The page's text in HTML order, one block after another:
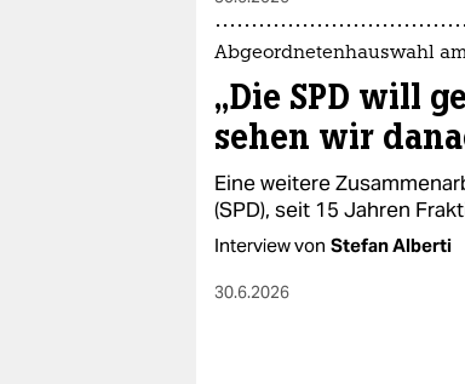
Abgeordnetenhauswahl
„Die SPD will
sehen wir
Eine weitere
(SPD), seit 15 Jahren
Interview von Stefan Alberti
30.6.2026